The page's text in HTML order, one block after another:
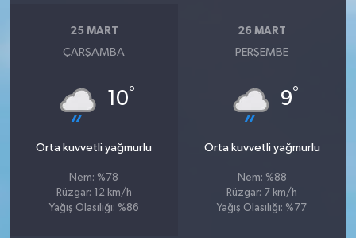
25 MART
ÇARŞAMBA
10°
Orta kuvvetli yağmurlu
Nem: %78
Rüzgar: 12 km/h
Yağış Olasılığı: %86
26 MART
PERŞEMBE
9°
Orta kuvvetli yağmurlu
Nem: %88
Rüzgar: 7 km/h
Yağış Olasılığı: %77